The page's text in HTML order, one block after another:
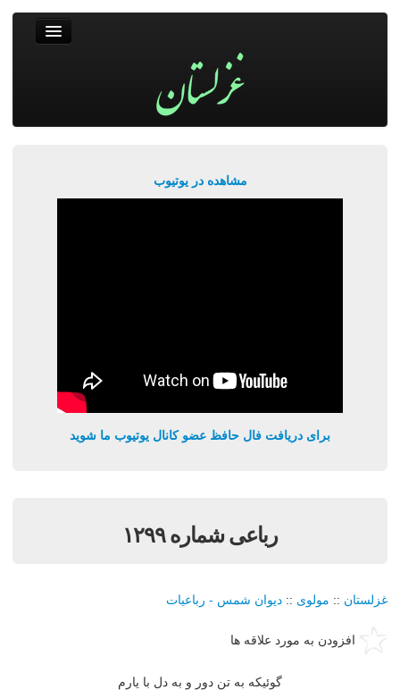
مشاهده در یوتیوب
برای دریافت فال حافظ عضو کانال یوتیوب ما شوید
رباعی شماره ۱۲۹۹
غزلستان :: مولوی :: دیوان شمس - رباعیات
افزودن به مورد علاقه ها
گوئیکه به تن دور و به دل با یارم